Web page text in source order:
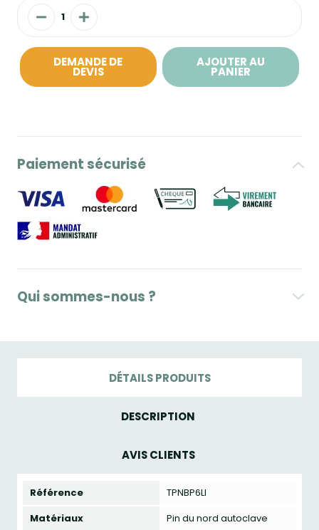
DEMANDE DE
DEVIS
AJOUTER AU
PANIER
Paiement sécurisé
Qui sommes-nous ?
DÉTAILS PRODUITS
DESCRIPTION
AVIS CLIENTS
Référence
TPNBP6LI
Matériaux
Pin du nord autoclave